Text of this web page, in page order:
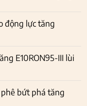
động lực tăng
E10RON95-III lùi
phê bứt phá tăng